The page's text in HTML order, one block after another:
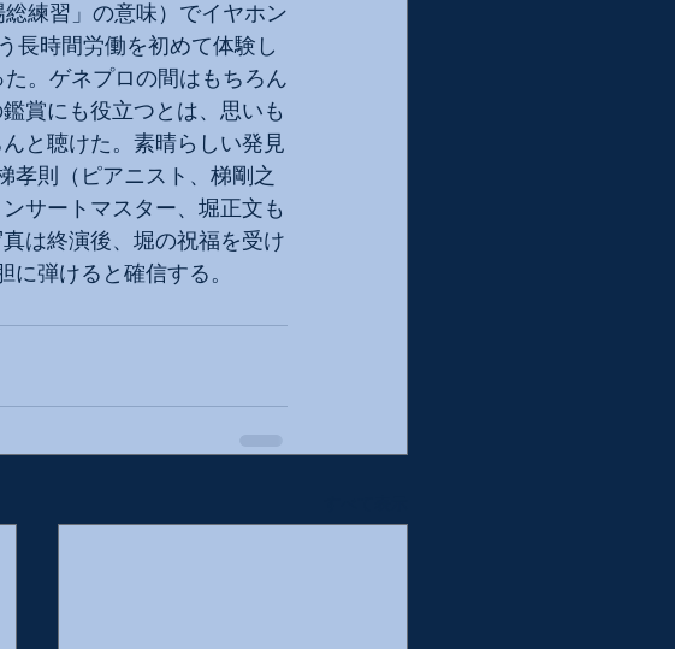
練習」の意味）でイヤホン
長時間労働を初めて体験し
。ゲネプロの間はもちろん
賞にも役立つとは、思いも
と聴けた。素晴らしい発見
孝則（ピアニスト、梯剛之
サートマスター、堀正文も
は終演後、堀の祝福を受け
弾けると確信する。